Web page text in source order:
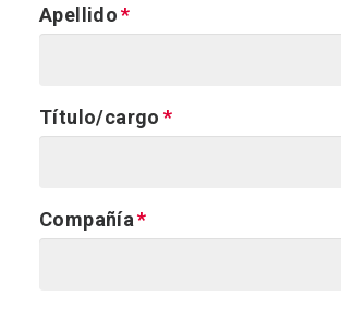
Apellido
Título/cargo
Compañía